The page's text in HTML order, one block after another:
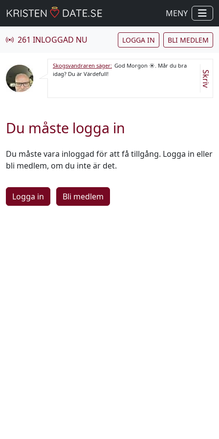
MENY
261 INLOGGAD NU LOGGA IN BLI MEDLEM
Skogsvandraren säger: God Morgon ☀️. Mår du bra
idag? Du är Värdefull!
Skriv
Du måste logga in
Du måste vara inloggad för att få tillgång. Logga in eller
bli medlem, om du inte är det.
Logga in